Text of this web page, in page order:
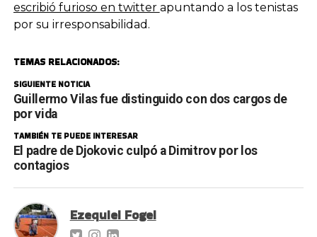
escribió furioso en twitter apuntando a los tenistas
por su irresponsabilidad.
TEMAS RELACIONADOS:
SIGUIENTE NOTICIA
Guillermo Vilas fue distinguido con dos cargos de
por vida
TAMBIÉN TE PUEDE INTERESAR
El padre de Djokovic culpó a Dimitrov por los
contagios
Ezequiel Fogel